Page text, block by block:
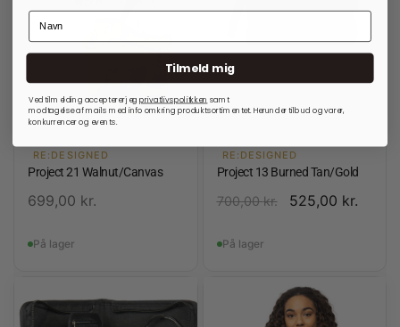
RE:DESIGNED
Project 21 Walnut/Canvas
699,00 kr.
På lager
RE:DESIGNED
Project 13 Burned Tan/Gold
700,00kr. 525,00 kr.
På lager
Tilmeld mig
Ved tilmelding accepterer jegprivatlivspolitkken samt
modtagelse af mails med info omkring produktsortimentet. Herunder tilbud og varer,
konkurrencer og events.